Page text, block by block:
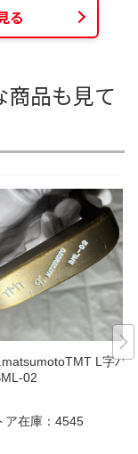
る
商品も見て
L字パ
02
在庫： 4545